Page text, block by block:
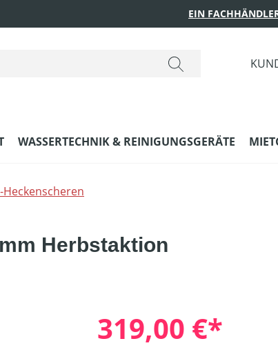
EIN
WASSERTECHNIK & REINIGUNGSGERÄTE
Heckenscheren
Herbstaktion
319,00 €*